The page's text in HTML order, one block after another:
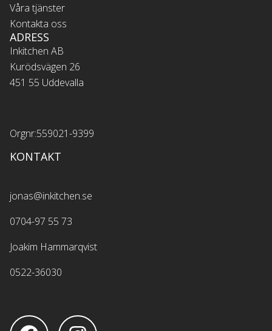
Våra tjänster
Kontakta oss
ADRESS
Inkitchen AB
Kurödsvägen 26
451 55 Uddevalla
Orgnr:559021-9399
KONTAKT
jonas@inkitchen.se
0704-97 55 73
Joakim Hammarqvist
0522-36030